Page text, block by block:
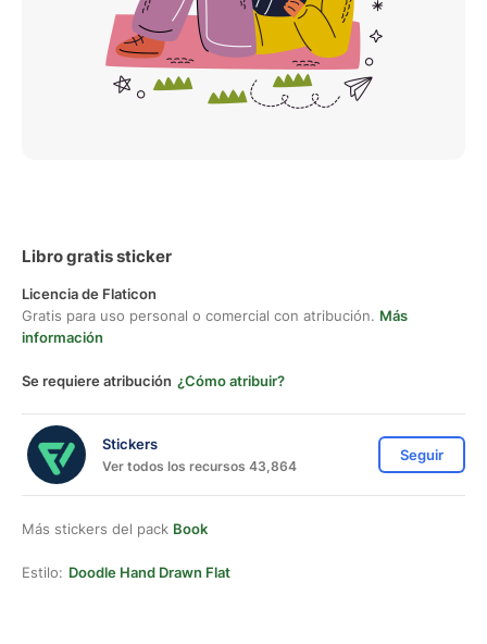
Libro gratis sticker
Licencia de Flaticon
Gratis para uso personal o comercial con atribución. Más
información
Se requiere atribución ¿Cómo atribuir?
Stickers
Ver todos los recursos 43,864
Seguir
Más stickers del pack Book
Estilo: Doodle Hand Drawn Flat